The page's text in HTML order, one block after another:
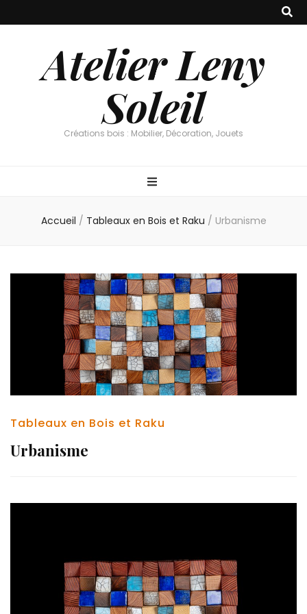
Atelier Leny
Soleil
Créations bois : Mobilier, Décoration, Jouets
Accueil / Tableaux en Bois et Raku / Urbanisme
Tableaux en Bois et Raku
Urbanisme